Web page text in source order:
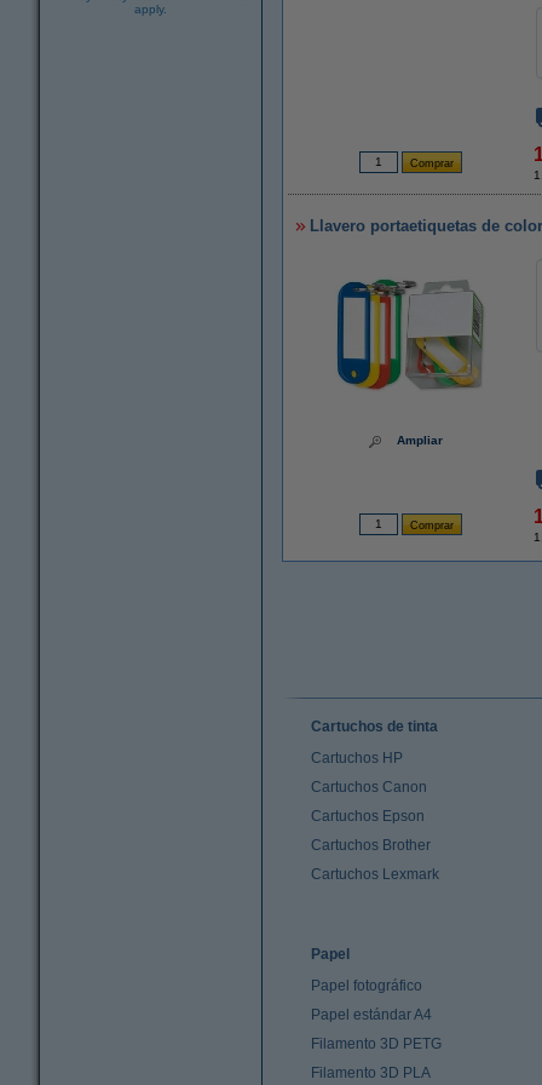
apply.
Llavero portaetiquetas de
Ampliar
Cartuchos de tinta
Cartuchos HP
Cartuchos Canon
Cartuchos Epson
Cartuchos Brother
Cartuchos Lexmark
Papel
Papel fotográfico
Papel estándar A4
Filamento 3D PETG
Filamento 3D PLA